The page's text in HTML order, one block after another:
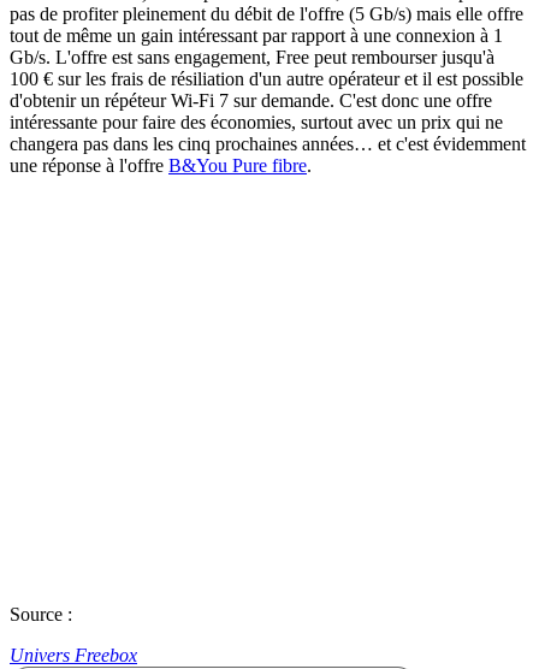
pas de profiter pleinement du débit de l'offre (5 Gb/s) mais elle offre
tout de même un gain intéressant par rapport à une connexion à 1
Gb/s. L'offre est sans engagement, Free peut rembourser jusqu'à
100 € sur les frais de résiliation d'un autre opérateur et il est possible
d'obtenir un répéteur Wi-Fi 7 sur demande. C'est donc une offre
intéressante pour faire des économies, surtout avec un prix qui ne
changera pas dans les cinq prochaines années… et c'est évidemment
une réponse à l'offre B&You Pure fibre.
Source :
Univers Freebox